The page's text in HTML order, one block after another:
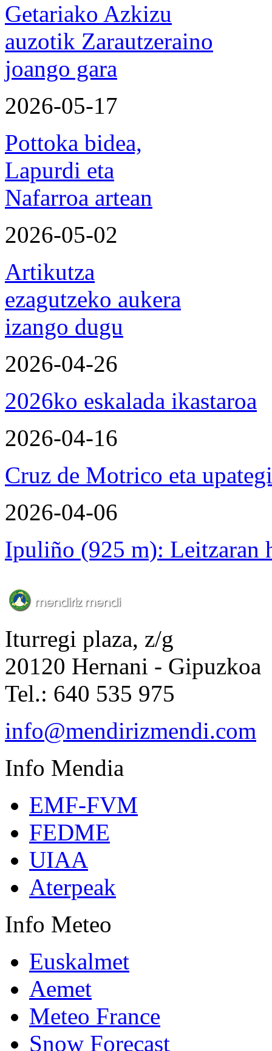
Getariako Azkizu
auzotik Zarautzeraino
joango gara
2026-05-17
Pottoka bidea,
Lapurdi eta
Nafarroa artean
2026-05-02
Artikutza
ezagutzeko aukera
izango dugu
2026-04-26
2026ko eskalada ikastaroa
2026-04-16
Cruz de Motrico eta
2026-04-06
Ipuliño (925 m): Leitzaran
Iturregi plaza, z/g
20120 Hernani - Gipuzkoa
Tel.: 640 535 975
info@mendirizmendi.com
Info Mendia
EMF-FVM
FEDME
UIAA
Aterpeak
Info Meteo
Euskalmet
Aemet
Meteo France
Snow Forecast